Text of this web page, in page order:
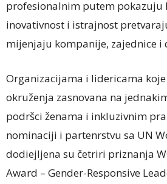
profesionalnim putem pokazuju
inovativnost i istrajnost
mijenjaju kompanije, zajednice i
Organizacijama i lidericama
okruženja zasnovana na
podršci ženama i inkluzivnim
nominaciji i partenrstvu sa UN
dodiejljena su četriri priznanja
Award – Gender-Responsive